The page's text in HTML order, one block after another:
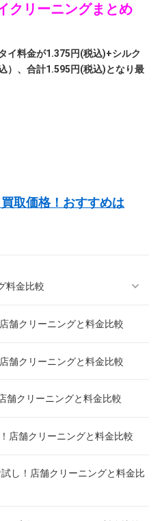
クリーニングまとめ
イ料金が1.375円(税込)+シルク
）、合計1.595円(税込)となり最
取価格！おすすめは
料金比較
ニング料金比較
金 比較
率ランキング
ービス 料金比較 ! 市販の圧縮袋
舗クリーニングと料金比較
舗クリーニングと料金比較
クリーニングと料金比較
店舗クリーニングと料金比較
し！店舗クリーニングと料金比